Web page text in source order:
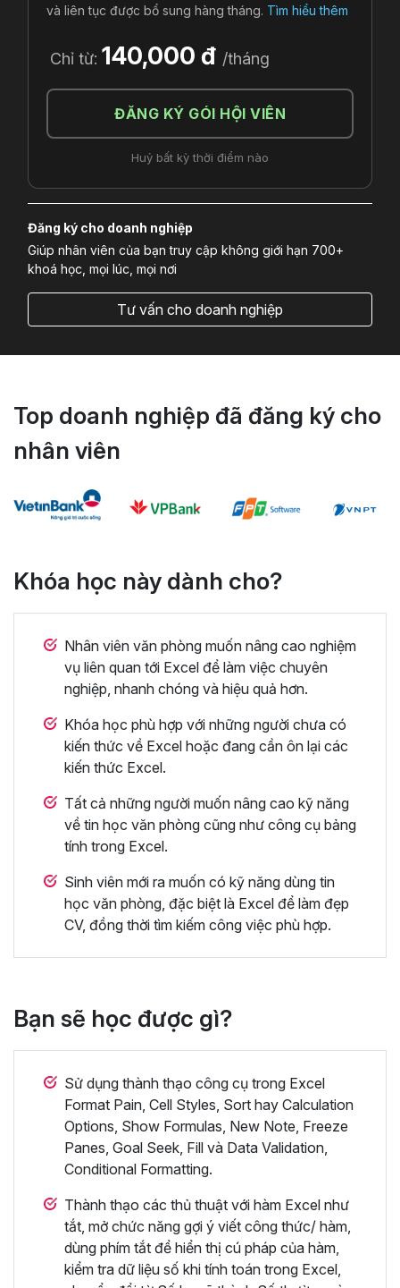
và liên tục được bổ sung hàng tháng. Tìm hiểu thêm
Chỉ từ: 140,000 đ /tháng
ĐĂNG KÝ GÓI HỘI VIÊN
Huỷ bất kỳ thời điểm nào
Đăng ký cho doanh nghiệp
Giúp nhân viên của bạn truy cập không giới hạn 700+
khoá học, mọi lúc, mọi nơi
Tư vấn cho doanh nghiệp
Top doanh nghiệp đã đăng ký cho
nhân viên
Khóa học này dành cho?
Nhân viên văn phòng muốn nâng cao nghiệm
vụ liên quan tới Excel để làm việc chuyên
nghiệp, nhanh chóng và hiệu quả hơn.
Khóa học phù hợp với những người chưa có
kiến thức về Excel hoặc đang cần ôn lại các
kiến thức Excel.
Tất cả những người muốn nâng cao kỹ năng
về tin học văn phòng cũng như công cụ bảng
tính trong Excel.
Sinh viên mới ra muốn có kỹ năng dùng tin
học văn phòng, đặc biệt là Excel để làm đẹp
CV, đồng thời tìm kiếm công việc phù hợp.
Bạn sẽ học được gì?
Sử dụng thành thạo công cụ trong Excel
Format Pain, Cell Styles, Sort hay Calculation
Options, Show Formulas, New Note, Freeze
Panes, Goal Seek, Fill và Data Validation,
Conditional Formatting.
Thành thạo các thủ thuật với hàm Excel như
tắt, mở chức năng gợi ý viết công thức/ hàm,
dùng phím tắt để hiển thị cú pháp của hàm,
kiểm tra dữ liệu số khi tính toán trong Excel,